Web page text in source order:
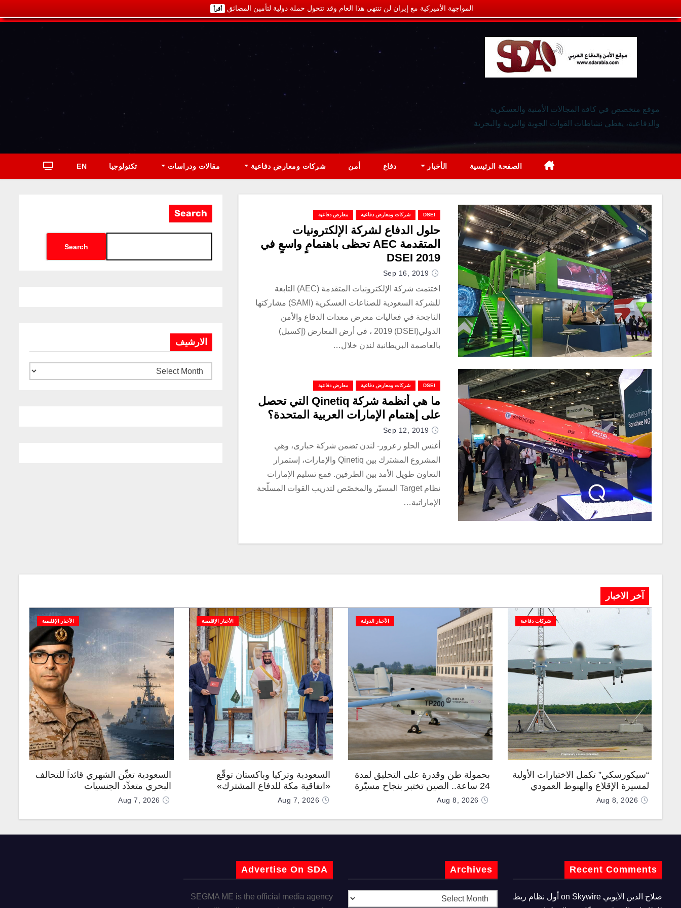
المواجهة الأميركية مع إيران لن تنتهي هذا العام وقد تتحول حملة دولية لتأمين المضائق أقرأ
موقع متخصص في كافة المجالات الأمنية والعسكرية
والدفاعية، يغطي نشاطات القوات الجوية والبرية والبحرية
الصفحة الرئيسية الأخبار دفاع أمن شركات ومعارض دفاعية مقالات ودراسات تكنولوجيا EN
DSEI شركات ومعارض دفاعية معارض دفاعية
حلول الدفاع لشركة الإلكترونيات
المتقدمة AEC تحظى باهتمامٍ واسعٍ في
DSEI 2019
Sep 16, 2019
اختتمت شركة الإلكترونيات المتقدمة (AEC) التابعة
للشركة السعودية للصناعات العسكرية (SAMI) مشاركتها
الناجحة في فعاليات معرض معدات الدفاع والأمن
الدولي(DSEI) 2019 ، في أرض المعارض (إكسيل)
بالعاصمة البريطانية لندن خلال…
DSEI شركات ومعارض دفاعية معارض دفاعية
ما هي أنظمة شركة Qinetiq التي تحصل
على إهتمام الإمارات العربية المتحدة؟
Sep 12, 2019
أغنس الحلو زعرور- لندن تضمن شركة حبارى، وهي
المشروع المشترك بين Qinetiq والإمارات، إستمرار
التعاون طويل الأمد بين الطرفين. فمع تسليم الإمارات
نظام Target المسيّر والمخصًص لتدريب القوات المسلّحة
الإماراتية…
Search
Search
الارشيف
آخر الاخبار
شركات دفاعية
“سيكورسكي” تكمل الاختبارات الأولية
لمسيرة الإقلاع والهبوط العمودي
“نوماد 100”Aug 8, 2026
الأخبار الدولية
بحمولة طن وقدرة على التحليق لمدة
24 ساعة.. الصين تختبر بنجاح مسيّرة
“TP200”
Aug 8, 2026
الأخبار الإقليمية
السعودية وتركيا وباكستان توقّع
«اتفاقية مكة للدفاع المشترك»
Aug 7, 2026
الأخبار الإقليمية
السعودية تعيِّن الشهري قائداً للتحالف
البحري متعدِّد الجنسيات
Aug 7, 2026
Recent Comments
صلاح الدين الأيوبي
Skywire أول نظام ربط
Archives
Advertise On SDA
SEGMA ME is the official media agency